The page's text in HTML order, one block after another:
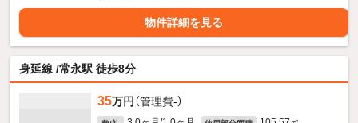
物件詳細を見る
身延線 /常永駅 徒歩8分
35万円 （管理費-）